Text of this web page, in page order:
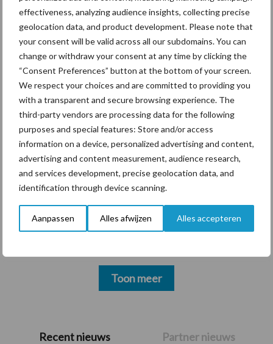
effectiveness, analyzing audience insights, collecting precise
geolocation data, and product development. Please note that
your consent will be valid across all our subdomains. You can
change or withdraw your consent at any time by clicking the
“Consent Preferences” button at the bottom of your screen.
We respect your choices and are committed to providing you
with a transparent and secure browsing experience. The
third-party vendors are processing data for the following
purposes and special features: Store and/or access
information on a device, personalized advertising and content,
advertising and content measurement, audience research,
and services development, precise geolocation data, and
identification through device scanning.
Aanpassen Alles afwijzen Alles accepteren
PrimaireRecent nieuws Partner nieuws
hygieneoplossingen is in
Polen groter dan ooit”
Themapagina's
Diergezondheid Bemesting Fokkerij
Compost Dierlijke mest
Toon meer